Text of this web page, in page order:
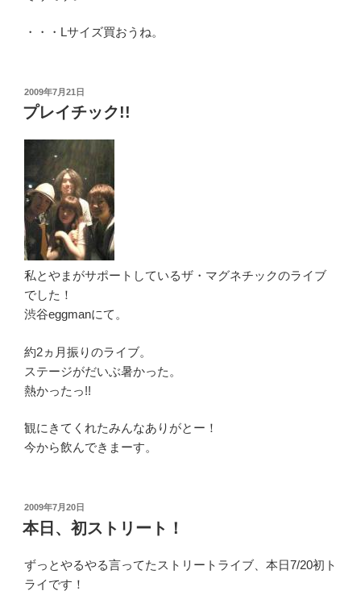
・・・Lサイズ買おうね。
投
稿
日:
2009年7月21日
プレイチック!!
私とやまがサポートしているザ・マグネチックのライブ
でした！
渋谷eggmanにて。
約2ヵ月振りのライブ。
ステージがだいぶ暑かった。
熱かったっ!!
観にきてくれたみんなありがとー！
今から飲んできまーす。
投
稿
日:
2009年7月20日
本日、初ストリート！
ずっとやるやる言ってたストリートライブ、本日7/20初ト
ライです！